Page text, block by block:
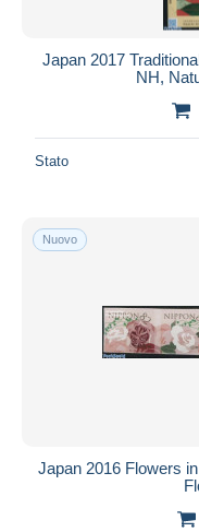
Japan 2017
NH,
Stato
Nuovo
Japan 2016 Flowers